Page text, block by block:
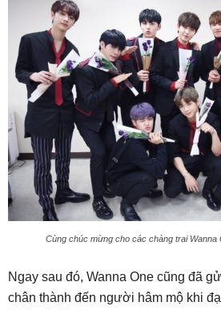
Cùng chúc mừng cho các chàng trai Wanna
Ngay sau đó, Wanna One cũng đã
chân thành đến người hâm mộ khi